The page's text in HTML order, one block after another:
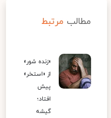
مطالب مرتبط
«زنده شور»
از «استخر»
پیش
افتاد؛
گیشه